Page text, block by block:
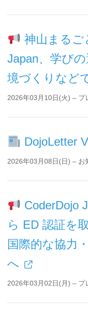
神山まるご
Japan、学び
境づくりなど
2026年03月10日(火) – プ
DojoLetter
2026年03月08日(日) – お
CoderDojo
ら ED 認証を
国際的な協力
へ
2026年03月02日(月) – プ